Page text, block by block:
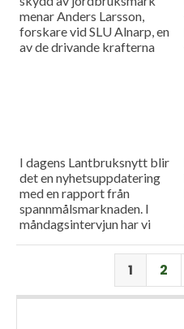
menar Anders Larsson,
forskare vid SLU Alnarp, en
av de drivande krafterna
I dagens Lantbruksnytt blir
det en nyhetsuppdatering
med en rapport från
spannmålsmarknaden. I
måndagsintervjun har vi
Per Larsson som idag har
rollen som senior advisor på
1 2